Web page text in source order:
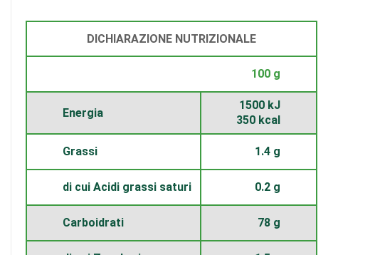
DICHIARAZIONE NUTRIZIONALE
100 g
Energia
1500 kJ
350 kcal
Grassi 1.4 g
di cui Acidi grassi saturi 0.2 g
Carboidrati 78 g